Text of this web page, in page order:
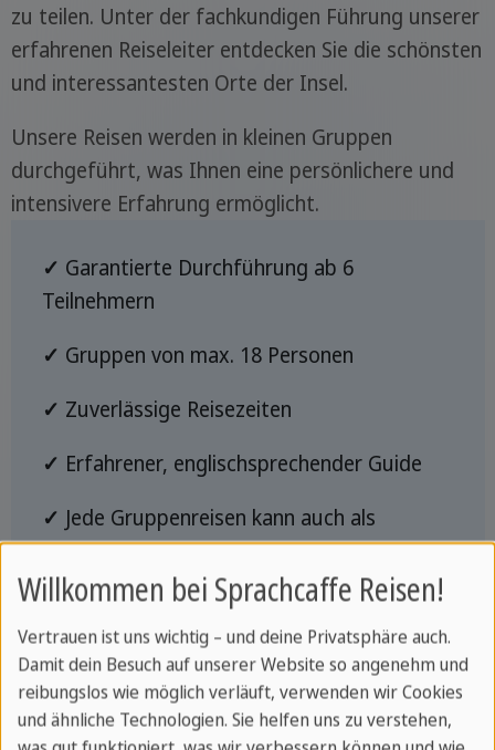
zu teilen. Unter der fachkundigen Führung unserer
erfahrenen Reiseleiter entdecken Sie die schönsten
und interessantesten Orte der Insel.
Unsere Reisen werden in kleinen Gruppen
durchgeführt, was Ihnen eine persönlichere und
intensivere Erfahrung ermöglicht.
✓ Garantierte Durchführung ab 6
Teilnehmern
✓ Gruppen von max. 18 Personen
✓ Zuverlässige Reisezeiten
✓ Erfahrener, englischsprechender Guide
✓ Jede Gruppenreisen kann auch als
Privatreise gebucht werden
Entdecken Sie die
Willkommen bei Sprachcaffe Reisen!
Vertrauen ist uns wichtig – und deine Privatsphäre auch.
Damit dein Besuch auf unserer Website so angenehm und
reibungslos wie möglich verläuft, verwenden wir Cookies
und ähnliche Technologien. Sie helfen uns zu verstehen,